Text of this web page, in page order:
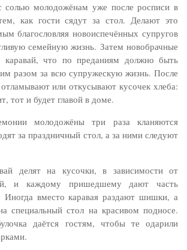
солью молодожёнам уже после росписи в
как гости сядут за стол. Делают это
благословляя новоиспечённых супругов
семейную жизнь. Затем новобрачные
каравай, что по преданиям должно быть
разом за всю супружескую жизнь. После
или откусывают кусочек хлеба:
тот и будет главой в доме.
молодожёны три раза кланяются
за праздничный стол, а за ними следуют
делят на кусочки, в зависимости от
и каждому пришедшему дают часть
Иногда вместо каравая раздают шишки, а
специальный стол на красивом подносе.
даётся гостям, чтобы те одарили